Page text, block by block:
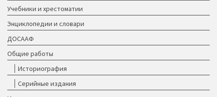
Учебники и хрестоматии
Энциклопедии и словари
ДОСААФ
Общие работы
Историография
Серийные издания